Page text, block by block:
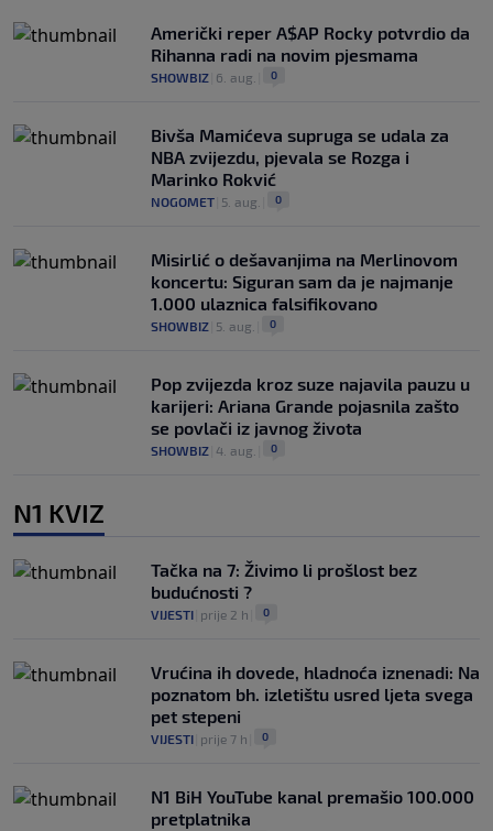
Američki reper A$AP Rocky potvrdio da
Rihanna radi na novim pjesmama
SHOWBIZ 6. aug. 0
Bivša Mamićeva supruga se udala za
NBA zvijezdu, pjevala se Rozga i
Marinko Rokvić
NOGOMET 5. aug. 0
Misirlić o dešavanjima na Merlinovom
koncertu: Siguran sam da je najmanje
1.000 ulaznica falsifikovano
SHOWBIZ 5. aug. 0
Pop zvijezda kroz suze najavila pauzu u
karijeri: Ariana Grande pojasnila zašto
se povlači iz javnog života
SHOWBIZ 4. aug. 0
N1 KVIZ
Tačka na 7: Živimo li prošlost bez
budućnosti ?
VIJESTI prije 2 h 0
Vrućina ih dovede, hladnoća iznenadi: Na
poznatom bh. izletištu usred ljeta svega
pet stepeni
VIJESTI prije 7 h 0
N1 BiH YouTube kanal premašio 100.000
pretplatnika